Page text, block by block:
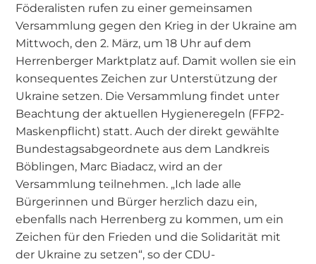
Föderalisten rufen zu einer gemeinsamen
Versammlung gegen den Krieg in der Ukraine am
Mittwoch, den 2. März, um 18 Uhr auf dem
Herrenberger Marktplatz auf. Damit wollen sie ein
konsequentes Zeichen zur Unterstützung der
Ukraine setzen. Die Versammlung findet unter
Beachtung der aktuellen Hygieneregeln (FFP2-
Maskenpflicht) statt. Auch der direkt gewählte
Bundestagsabgeordnete aus dem Landkreis
Böblingen, Marc Biadacz, wird an der
Versammlung teilnehmen. „Ich lade alle
Bürgerinnen und Bürger herzlich dazu ein,
ebenfalls nach Herrenberg zu kommen, um ein
Zeichen für den Frieden und die Solidarität mit
der Ukraine zu setzen“, so der CDU-